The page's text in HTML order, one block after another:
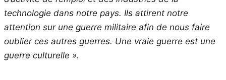
technologie dans notre pays. Ils attirent notre
attention sur une guerre militaire afin de nous faire
oublier ces autres guerres. Une vraie guerre est une
guerre culturelle ».